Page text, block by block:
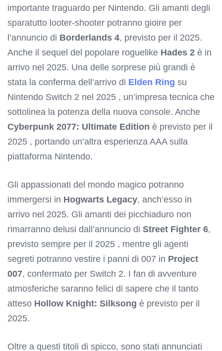
importante traguardo per Nintendo. Gli amanti degli
sparatutto looter-shooter potranno gioire per
l’annuncio di Borderlands 4, previsto per il 2025.
Anche il sequel del popolare roguelike Hades 2 è in
arrivo nel 2025. Una delle sorprese più grandi è
stata la conferma dell’arrivo di Elden Ring su
Nintendo Switch 2 nel 2025 , un’impresa tecnica che
sottolinea la potenza della nuova console. Anche
Cyberpunk 2077: Ultimate Edition è previsto per il
2025 , portando un’altra esperienza AAA sulla
piattaforma Nintendo.
Gli appassionati del mondo magico potranno
immergersi in Hogwarts Legacy, anch’esso in
arrivo nel 2025. Gli amanti dei picchiaduro non
rimarranno delusi dall’annuncio di Street Fighter 6,
previsto sempre per il 2025 , mentre gli agenti
segreti potranno vestire i panni di 007 in Project
007, confermato per Switch 2. I fan di avventure
atmosferiche saranno felici di sapere che il tanto
atteso Hollow Knight: Silksong è previsto per il
2025.
Oltre a questi titoli di spicco, sono stati annunciati